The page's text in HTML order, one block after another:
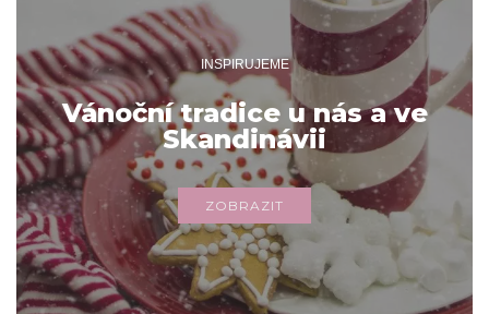
INSPIRUJEME
Vánoční tradice u nás a ve
Skandinávii
ZOBRAZIT